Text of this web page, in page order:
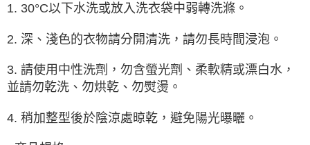
1. 30°C以下水洗或放入洗衣袋中弱轉洗滌。
2. 深、淺色的衣物請分開清洗，請勿長時間浸泡。
3. 請使用中性洗劑，勿含螢光劑、柔軟精或漂白水，
並請勿乾洗、勿烘乾、勿熨燙。
4. 稍加整型後於陰涼處晾乾，避免陽光曝曬。